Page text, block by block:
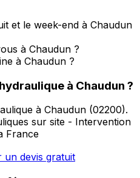
et le week-end à Chaudun
à Chaudun ?
à Chaudun ?
à Chaudun ?
à Chaudun (02200).
sur site - Intervention
France
un devis gratuit